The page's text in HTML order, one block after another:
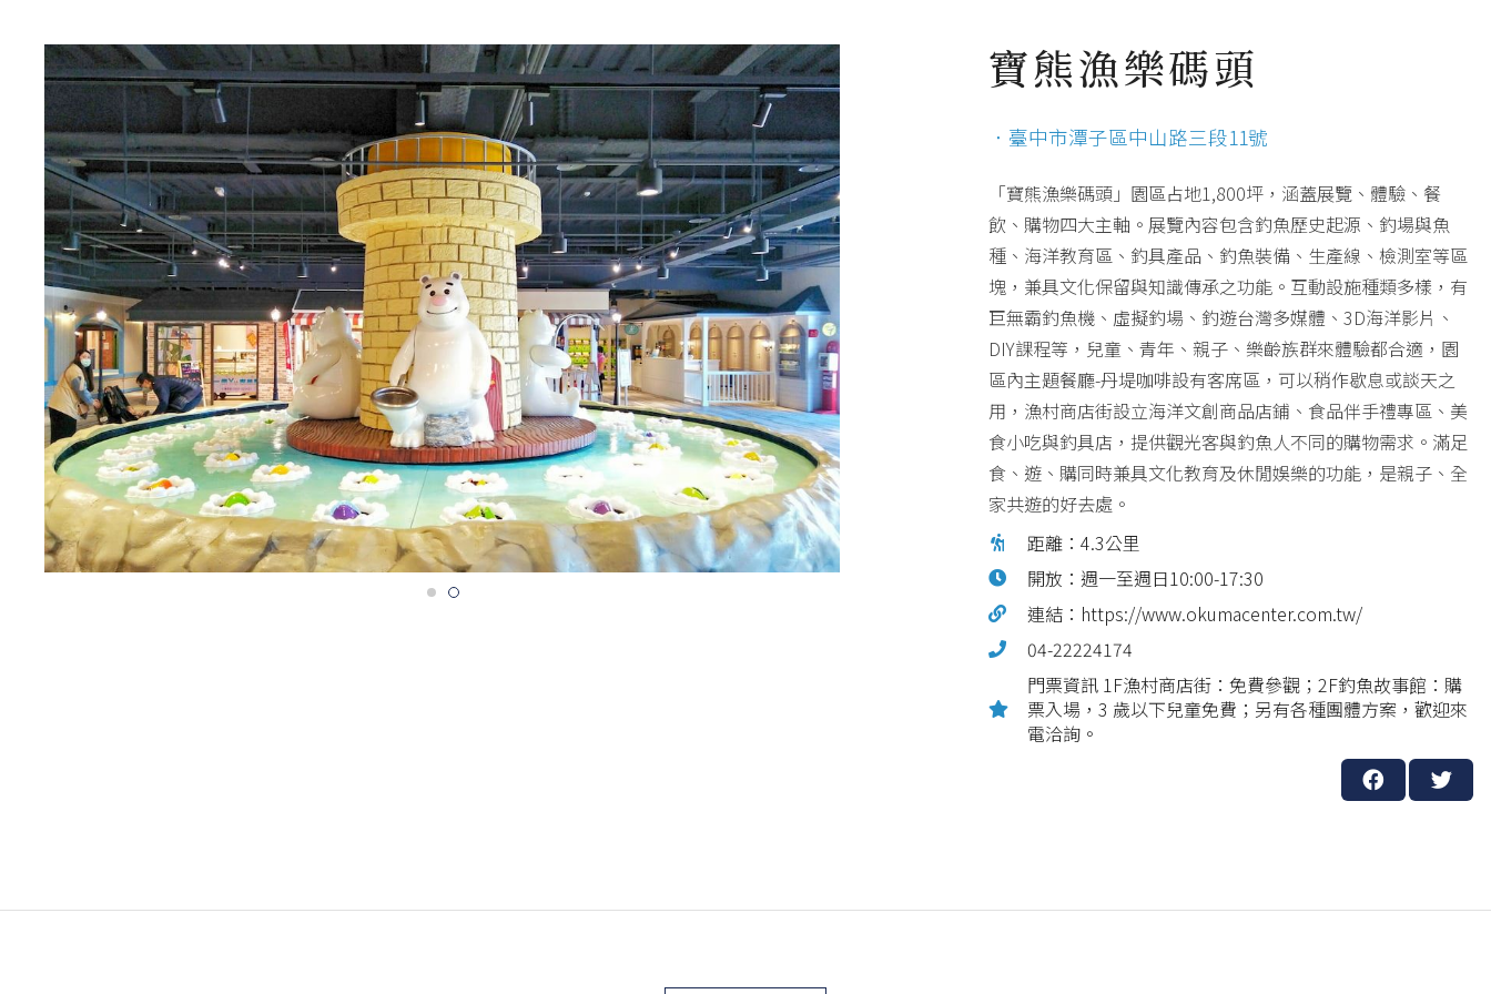
寶熊漁樂碼頭
．臺中市潭子區中山路三段11號
「寶熊漁樂碼頭」園區占地1,800坪，涵蓋展覽、體驗、餐
飲、購物四大主軸。展覽內容包含釣魚歷史起源、釣場與魚
種、海洋教育區、釣具產品、釣魚裝備、生產線、檢測室等區
塊，兼具文化保留與知識傳承之功能。互動設施種類多樣，有
巨無霸釣魚機、虛擬釣場、釣遊台灣多媒體、3D海洋影片、
DIY課程等，兒童、青年、親子、樂齡族群來體驗都合適，園
區內主題餐廳-丹堤咖啡設有客席區，可以稍作歇息或談天之
用，漁村商店街設立海洋文創商品店鋪、食品伴手禮專區、美
食小吃與釣具店，提供觀光客與釣魚人不同的購物需求。滿足
食、遊、購同時兼具文化教育及休閒娛樂的功能，是親子、全
家共遊的好去處。
距離：4.3公里
開放：週一至週日10:00-17:30
連結：https://www.okumacenter.com.tw/
04-22224174
門票資訊 1F漁村商店街：免費參觀；2F釣魚故事館：購
票入場，3 歲以下兒童免費；另有各種團體方案，歡迎來
電洽詢。